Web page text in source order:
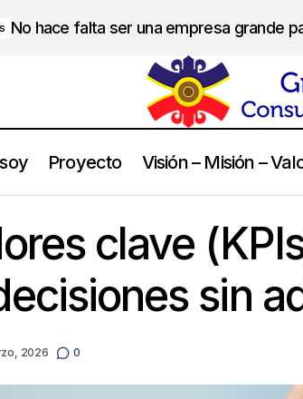
No hace falta ser una empresa grande
Proyecto Visión – Misión –
Indicadores
clave
sin
2026 0